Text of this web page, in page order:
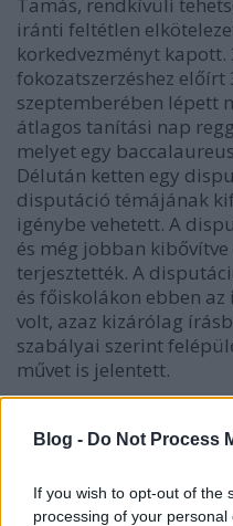
Blog - Do Not Process
If you wish to opt-out of the
processing of your
Tamás, rendkívüli
iránti feltétlen
korkedvezményt kapott.
fokozatszerzéshez előírt
szeptemberében lépett
átlagos tanítási nap
melyet egy
Délután ketten egy
disputáció témájának
igénybe vehetett. A
és még jobban
terjesztették. A
és főiskolákon ebben
volt, azaz kizárólag
szabályai szerint
művet is jelentett.